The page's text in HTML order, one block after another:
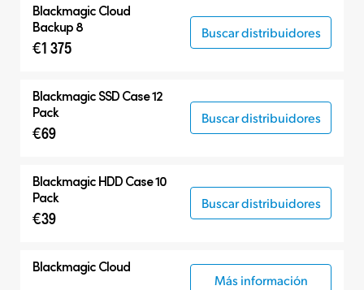
Blackmagic Cloud
Backup 8
€1 375
Buscar distribuidores
Blackmagic SSD Case 12
Pack
€69
Buscar distribuidores
Blackmagic HDD Case 10
Pack
€39
Buscar distribuidores
Blackmagic Cloud
Más información